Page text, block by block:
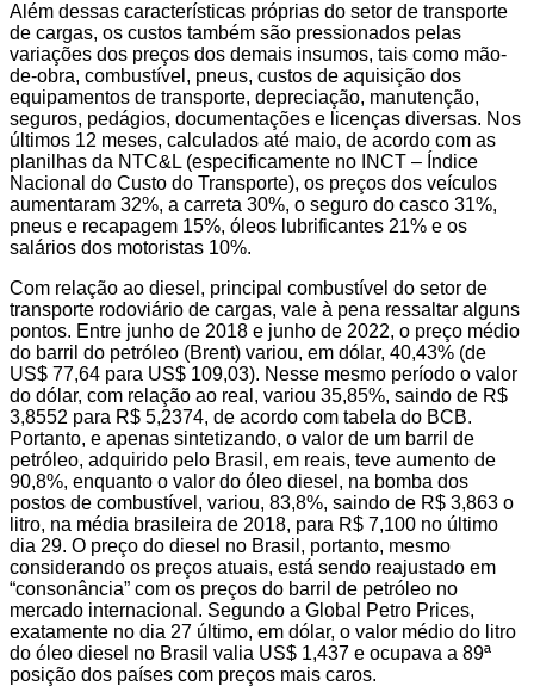
Além dessas características próprias do setor de transporte
de cargas, os custos também são pressionados pelas
variações dos preços dos demais insumos, tais como mão-
de-obra, combustível, pneus, custos de aquisição dos
equipamentos de transporte, depreciação, manutenção,
seguros, pedágios, documentações e licenças diversas. Nos
últimos 12 meses, calculados até maio, de acordo com as
planilhas da NTC&L (especificamente no INCT – Índice
Nacional do Custo do Transporte), os preços dos veículos
aumentaram 32%, a carreta 30%, o seguro do casco 31%,
pneus e recapagem 15%, óleos lubrificantes 21% e os
salários dos motoristas 10%.
Com relação ao diesel, principal combustível do setor de
transporte rodoviário de cargas, vale à pena ressaltar alguns
pontos. Entre junho de 2018 e junho de 2022, o preço médio
do barril do petróleo (Brent) variou, em dólar, 40,43% (de
US$ 77,64 para US$ 109,03). Nesse mesmo período o valor
do dólar, com relação ao real, variou 35,85%, saindo de R$
3,8552 para R$ 5,2374, de acordo com tabela do BCB.
Portanto, e apenas sintetizando, o valor de um barril de
petróleo, adquirido pelo Brasil, em reais, teve aumento de
90,8%, enquanto o valor do óleo diesel, na bomba dos
postos de combustível, variou, 83,8%, saindo de R$ 3,863 o
litro, na média brasileira de 2018, para R$ 7,100 no último
dia 29. O preço do diesel no Brasil, portanto, mesmo
considerando os preços atuais, está sendo reajustado em
“consonância” com os preços do barril de petróleo no
mercado internacional. Segundo a Global Petro Prices,
exatamente no dia 27 último, em dólar, o valor médio do litro
do óleo diesel no Brasil valia US$ 1,437 e ocupava a 89ª
posição dos países com preços mais caros.